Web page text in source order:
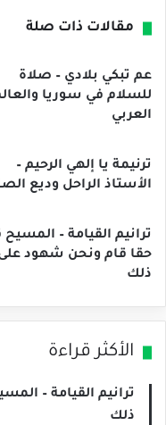
مقالات ذات صلة
عم تبكي بلادي – صلاة
للسلام في سوريا
العربي
ترنيمة يا إلهي الرحيم –
الأستاذ الراحل وديع
ترانيم القيامة – المسيح
حقا قام ونحن شهود
ذلك
الأكثر قراءة
ترانيم القيامة –
ذلك